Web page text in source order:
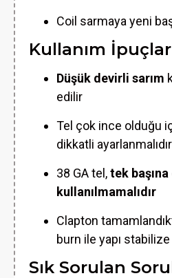
Coil sarmaya yeni
Kullanım
Düşük devirli sarım
edilir
Tel çok ince olduğu
dikkatli ayarlanmalıdır
38 GA tel,tek
kullanılmamalıdır
Clapton
burn ile yapı
Sık Sorulan